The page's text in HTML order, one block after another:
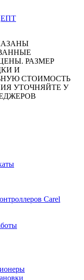
РАЗМЕР
И
СТОИМОСТЬ
УТОЧНЯЙТЕ У
Carel